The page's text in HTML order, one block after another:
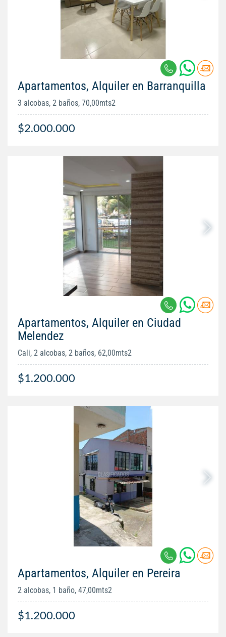
Apartamentos, Alquiler en Barranquilla
3 alcobas, 2 baños, 70,00mts2
$2.000.000
Apartamentos, Alquiler en Ciudad
Melendez
Cali, 2 alcobas, 2 baños, 62,00mts2
$1.200.000
Apartamentos, Alquiler en Pereira
2 alcobas, 1 baño, 47,00mts2
$1.200.000